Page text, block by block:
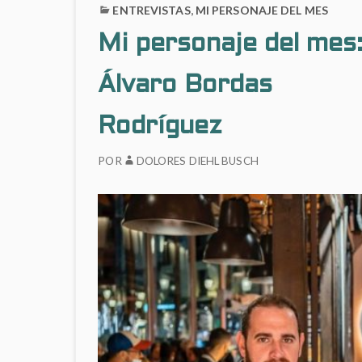
ENTREVISTAS, MI PERSONAJE DEL MES
Mi personaje del
Álvaro Bordas
Rodríguez
POR DOLORES DIEHL BUSCH